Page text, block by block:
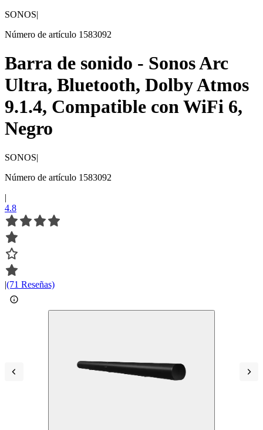
SONOS|
Número de artículo 1583092
Barra de sonido - Sonos Arc
Ultra, Bluetooth, Dolby Atmos
9.1.4, Compatible con WiFi 6,
Negro
SONOS|
Número de artículo 1583092
|
4.8
|(71 Reseñas)